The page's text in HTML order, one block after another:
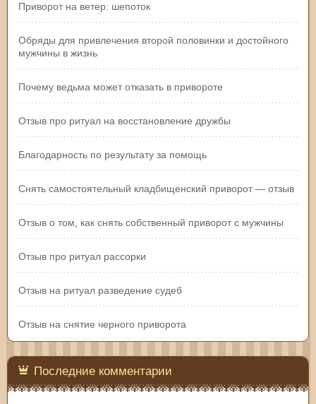
Приворот на ветер: шепоток
Обряды для привлечения второй половинки и достойного
мужчины в жизнь
Почему ведьма может отказать в привороте
Отзыв про ритуал на восстановление дружбы
Благодарность по результату за помощь
Снять самостоятельный кладбищенский приворот — отзыв
Отзыв о том, как снять собственный приворот с мужчины
Отзыв про ритуал рассорки
Отзыв на ритуал разведение судеб
Отзыв на снятие черного приворота
Последние комментарии